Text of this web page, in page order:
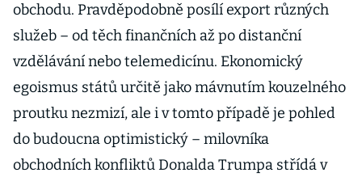
obchodu. Pravděpodobně posílí export různých
služeb – od těch finančních až po distanční
vzdělávání nebo telemedicínu. Ekonomický
egoismus států určitě jako mávnutím kouzelného
proutku nezmizí, ale i v tomto případě je pohled
do budoucna optimistický – milovníka
obchodních konfliktů Donalda Trumpa střídá v